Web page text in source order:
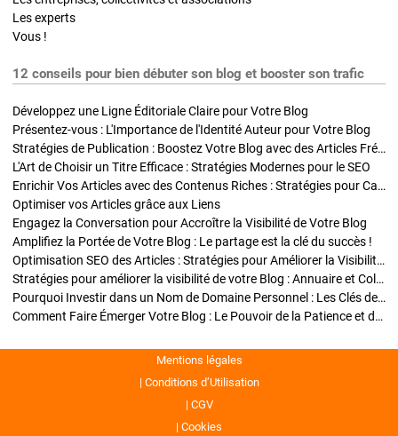
Les experts
Vous !
12 conseils pour bien débuter son blog et booster son trafic
Développez une Ligne Éditoriale Claire pour Votre Blog
Présentez-vous : L'Importance de l'Identité Auteur pour Votre Blog
Stratégies de Publication : Boostez Votre Blog avec des Articles Fréquents et Exclusifs
L'Art de Choisir un Titre Efficace : Stratégies Modernes pour le SEO
Enrichir Vos Articles avec des Contenus Riches : Stratégies pour Captiver et Optimiser
Optimiser vos Articles grâce aux Liens
Engagez la Conversation pour Accroître la Visibilité de Votre Blog
Amplifiez la Portée de Votre Blog : Le partage est la clé du succès !
Optimisation SEO des Articles : Stratégies pour Améliorer la Visibilité de Votre Blog
Stratégies pour améliorer la visibilité de votre Blog : Annuaire et Collaborations
Pourquoi Investir dans un Nom de Domaine Personnel : Les Clés de la Réussite de Votre Blog
Comment Faire Émerger Votre Blog : Le Pouvoir de la Patience et de la Persévérance
Mentions légales
Conditions d’Utilisation
CGV
Cookies